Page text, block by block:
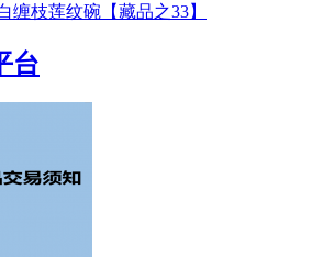
缠枝莲纹碗【藏品之33】
台